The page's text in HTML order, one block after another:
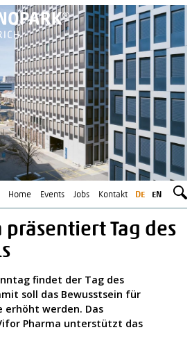
DE EN
Home Events Jobs Kontakt
präsentiert Tag des
findet der Tag des
soll das Bewusstsein für
erhöht werden. Das
Pharma unterstützt das